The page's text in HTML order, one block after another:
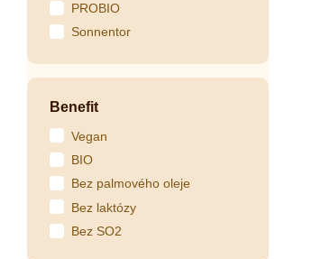
PROBIO
Sonnentor
Benefit
Vegan
BIO
Bez palmového oleje
Bez laktózy
Bez SO2